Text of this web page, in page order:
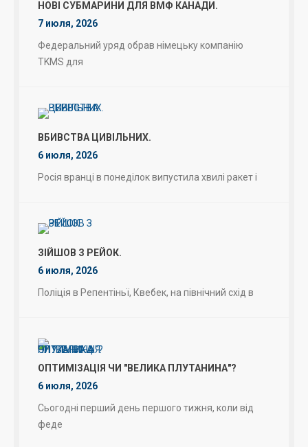
НОВІ СУБМАРИНИ ДЛЯ ВМФ КАНАДИ.
7 июля, 2026
Федеральний уряд обрав німецьку компанію
TKMS для
ВБИВСТВА ЦИВІЛЬНИХ.
6 июля, 2026
Росія вранці в понеділок випустила хвилі ракет і
ЗІЙШОВ З РЕЙОК.
6 июля, 2026
Поліція в Репентіньї, Квебек, на північний схід в
ОПТИМІЗАЦІЯ ЧИ "ВЕЛИКА ПЛУТАНИНА"?
6 июля, 2026
Сьогодні перший день першого тижня, коли від
феде